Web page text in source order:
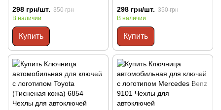
298 грн/шт. 350 грн
В наличии
Купить
298 грн/шт. 350 грн
В наличии
Купить